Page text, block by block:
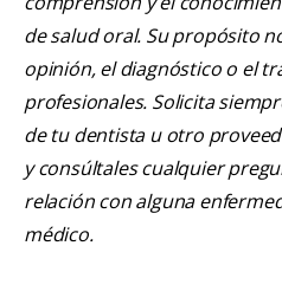
de salud oral. Su propósito
opinión, el diagnóstico o el
profesionales. Solicita
de tu dentista u otro
y consúltales cualquier
relación con alguna
médico.